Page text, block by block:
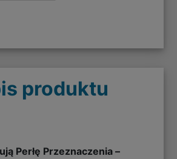
produktu
Perłę Przeznaczenia –